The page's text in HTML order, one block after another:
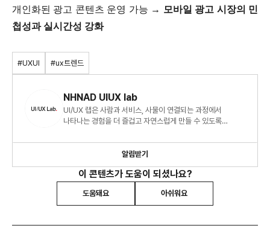
개인화된 광고 콘텐츠 운영 가능 → 모바일 광고 시장의 민
첩성과 실시간성 강화
#UXUI #ux트렌드
NHNAD UIUX lab
UI/UX 랩은 사람과 서비스, 사물이 연결되는 과정에서
나타나는 경험을 더 즐겁고 자연스럽게 만들 수 있도록
디자인에 대한 다년간의 경험을 가진 마케팅, 기획, 디자인
분야의 전문가들로 구성되어 있습니다.
알림받기
이 콘텐츠가 도움이 되셨나요?
도움돼요 아쉬워요